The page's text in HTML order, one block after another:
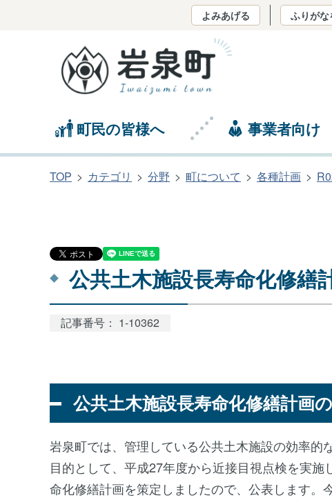
町民の皆様へ 事業者向け
よみあげる ふりがな
TOP カテゴリ 分野 町について 各種計画
公共土木施設長寿命化修繕
記事番号： 1-10362
公共土木施設長寿命化修繕計画
岩泉町では、管理している公共土木施設の効率的
目的として、平成27年度から近接目視点検を実
命化修繕計画を策定しましたので、公表します